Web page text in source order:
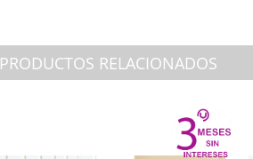
PRODUCTOS RELACIONADOS